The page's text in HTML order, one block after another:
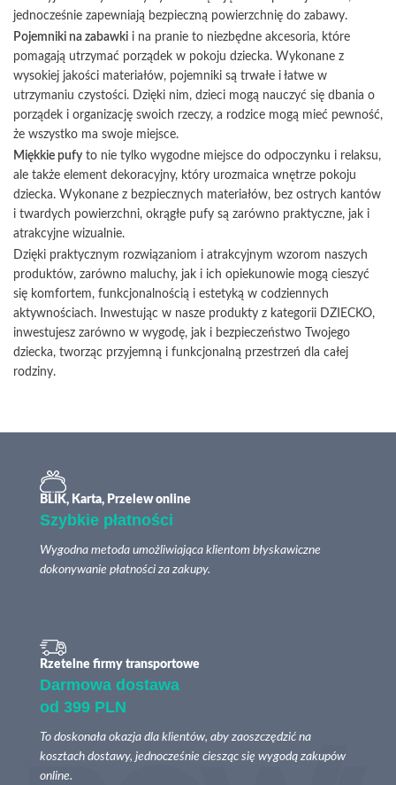
jednocześnie zapewniają bezpieczną powierzchnię do zabawy.
Pojemniki na zabawki i na pranie to niezbędne akcesoria, które
pomagają utrzymać porządek w pokoju dziecka. Wykonane z
wysokiej jakości materiałów, pojemniki są trwałe i łatwe w
utrzymaniu czystości. Dzięki nim, dzieci mogą nauczyć się dbania o
porządek i organizację swoich rzeczy, a rodzice mogą mieć pewność,
że wszystko ma swoje miejsce.
Miękkie pufy to nie tylko wygodne miejsce do odpoczynku i relaksu,
ale także element dekoracyjny, który urozmaica wnętrze pokoju
dziecka. Wykonane z bezpiecznych materiałów, bez ostrych kantów
i twardych powierzchni, okrągłe pufy są zarówno praktyczne, jak i
atrakcyjne wizualnie.
Dzięki praktycznym rozwiązaniom i atrakcyjnym wzorom naszych
produktów, zarówno maluchy, jak i ich opiekunowie mogą cieszyć
się komfortem, funkcjonalnością i estetyką w codziennych
aktywnościach. Inwestując w nasze produkty z kategorii DZIECKO,
inwestujesz zarówno w wygodę, jak i bezpieczeństwo Twojego
dziecka, tworząc przyjemną i funkcjonalną przestrzeń dla całej
rodziny.
BLIK, Karta, Przelew online
Szybkie płatności
Wygodna metoda umożliwiająca klientom błyskawiczne
dokonywanie płatności za zakupy.
Rzetelne firmy transportowe
Darmowa dostawa
od 399 PLN
To doskonała okazja dla klientów, aby zaoszczędzić na
kosztach dostawy, jednocześnie ciesząc się wygodą zakupów
online.